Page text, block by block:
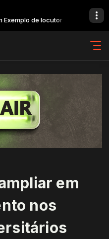
de locutor
5
em
nos